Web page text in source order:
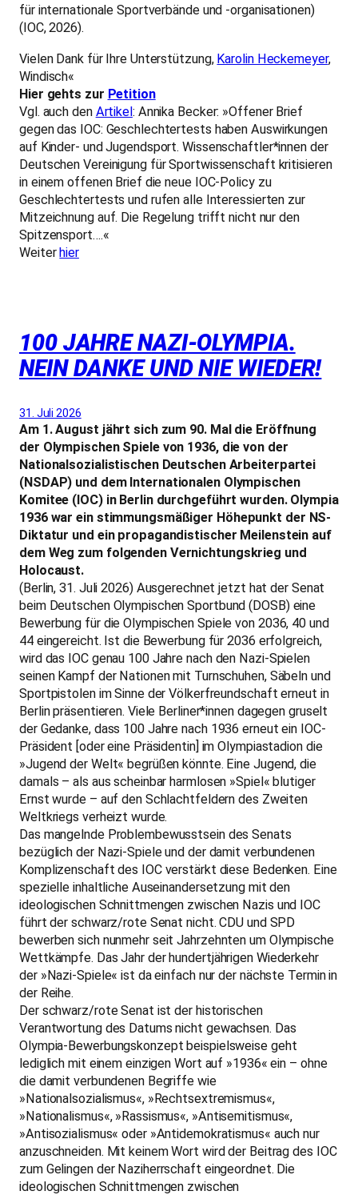
für internationale Sportverbände und -organisationen)
(IOC, 2026).
Vielen Dank für Ihre Unterstützung, Karolin Heckemeyer,
Windisch«
Hier gehts zur Petition
Vgl. auch den Artikel: Annika Becker: »Offener Brief
gegen das IOC: Geschlechtertests haben Auswirkungen
auf Kinder- und Jugendsport. Wissenschaftler*innen der
Deutschen Vereinigung für Sportwissenschaft kritisieren
in einem offenen Brief die neue IOC-Policy zu
Geschlechtertests und rufen alle Interessierten zur
Mitzeichnung auf. Die Regelung trifft nicht nur den
Spitzensport….«
Weiterhier
100 JAHRE NAZI-OLYMPIA.
NEIN DANKE UND NIE WIEDER!
31. Juli 2026
Am 1. August jährt sich zum 90. Mal die Eröffnung
der Olympischen Spiele von 1936, die von der
Nationalsozialistischen Deutschen Arbeiterpartei
(NSDAP) und dem Internationalen Olympischen
Komitee (IOC) in Berlin durchgeführt wurden. Olympia
1936 war ein stimmungsmäßiger Höhepunkt der NS-
Diktatur und ein propagandistischer Meilenstein auf
dem Weg zum folgenden Vernichtungskrieg und
Holocaust.
(Berlin, 31. Juli 2026) Ausgerechnet jetzt hat der Senat
beim Deutschen Olympischen Sportbund (DOSB) eine
Bewerbung für die Olympischen Spiele von 2036, 40 und
44 eingereicht. Ist die Bewerbung für 2036 erfolgreich,
wird das IOC genau 100 Jahre nach den Nazi-Spielen
seinen Kampf der Nationen mit Turnschuhen, Säbeln und
Sportpistolen im Sinne der Völkerfreundschaft erneut in
Berlin präsentieren. Viele Berliner*innen dagegen gruselt
der Gedanke, dass 100 Jahre nach 1936 erneut ein IOC-
Präsident [oder eine Präsidentin] im Olympiastadion die
»Jugend der Welt« begrüßen könnte. Eine Jugend, die
damals – als aus scheinbar harmlosen »Spiel« blutiger
Ernst wurde – auf den Schlachtfeldern des Zweiten
Weltkriegs verheizt wurde.
Das mangelnde Problembewusstsein des Senats
bezüglich der Nazi-Spiele und der damit verbundenen
Komplizenschaft des IOC verstärkt diese Bedenken. Eine
spezielle inhaltliche Auseinandersetzung mit den
ideologischen Schnittmengen zwischen Nazis und IOC
führt der schwarz/rote Senat nicht. CDU und SPD
bewerben sich nunmehr seit Jahrzehnten um Olympische
Wettkämpfe. Das Jahr der hundertjährigen Wiederkehr
der »Nazi-Spiele« ist da einfach nur der nächste Termin in
der Reihe.
Der schwarz/rote Senat ist der historischen
Verantwortung des Datums nicht gewachsen. Das
Olympia-Bewerbungskonzept beispielsweise geht
lediglich mit einem einzigen Wort auf »1936« ein – ohne
die damit verbundenen Begriffe wie
»Nationalsozialismus«, »Rechtsextremismus«,
»Nationalismus«, »Rassismus«, »Antisemitismus«,
»Antisozialismus« oder »Antidemokratismus« auch nur
anzuschneiden. Mit keinem Wort wird der Beitrag des IOC
zum Gelingen der Naziherrschaft eingeordnet. Die
ideologischen Schnittmengen zwischen